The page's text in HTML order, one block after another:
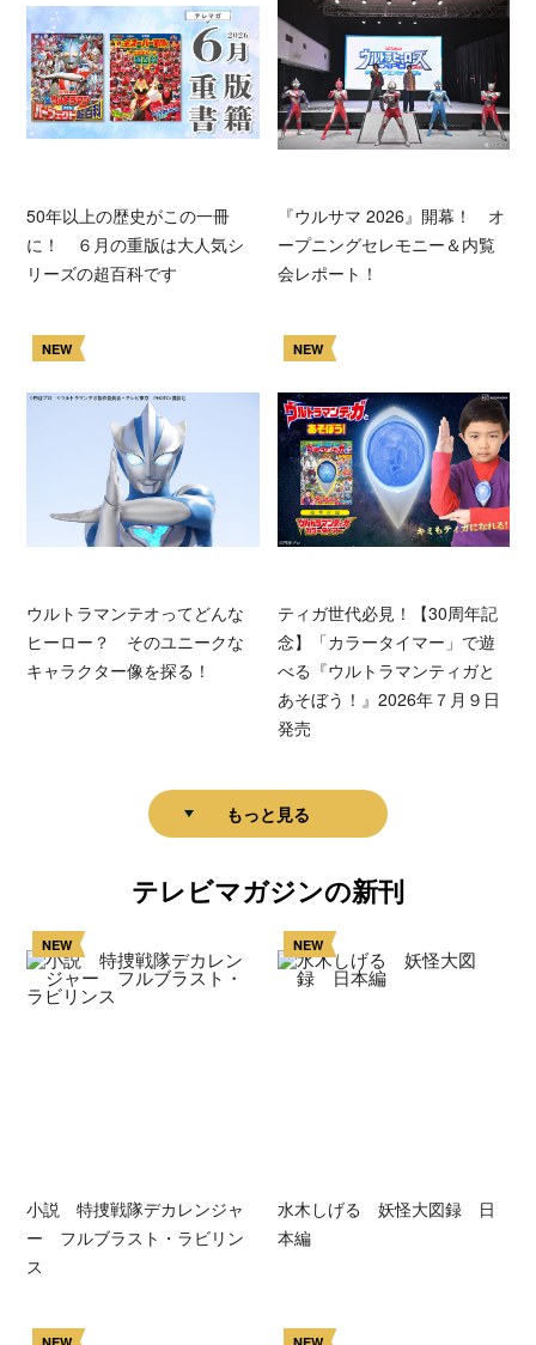
50年以上の歴史がこの一冊
に！ ６月の重版は大人気シ
リーズの超百科です
『ウルサマ 2026』開幕！ オ
ープニングセレモニー＆内覧
会レポート！
NEW
ウルトラマンテオってどんな
ヒーロー？ そのユニークな
キャラクター像を探る！
NEW
ティガ世代必見！【30周年記
念】「カラータイマー」で遊
べる『ウルトラマンティガと
あそぼう！』2026年７月９日
発売
もっと見る
テレビマガジンの新刊
NEW
小説 特捜戦隊デカレンジャ
ー フルブラスト・ラビリン
ス
NEW
水木しげる 妖怪大図録 日
本編